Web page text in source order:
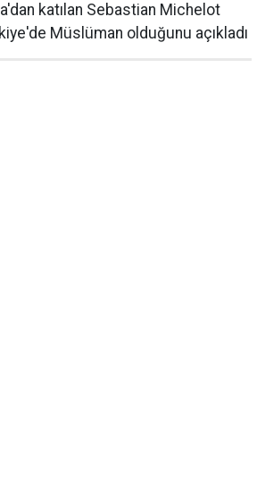
katılan Sebastian Michelot
Müslüman olduğunu açıkladı